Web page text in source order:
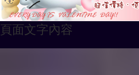
頁面文字內容